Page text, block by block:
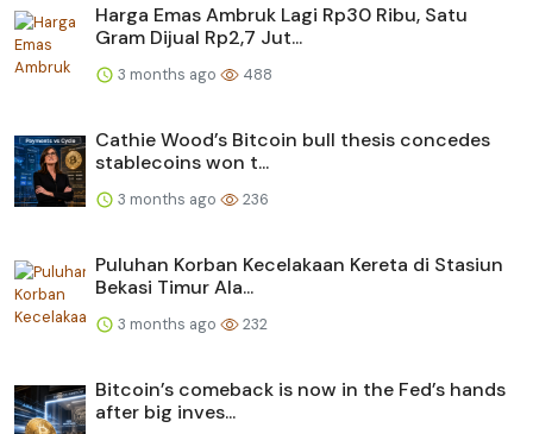
Harga Emas Ambruk Lagi Rp30 Ribu, Satu
Gram Dijual Rp2,7 Jut...
3 months ago 488
Cathie Wood’s Bitcoin bull thesis concedes
stablecoins won t...
3 months ago 236
Puluhan Korban Kecelakaan Kereta di Stasiun
Bekasi Timur Ala...
3 months ago 232
Bitcoin’s comeback is now in the Fed’s hands
after big inves...